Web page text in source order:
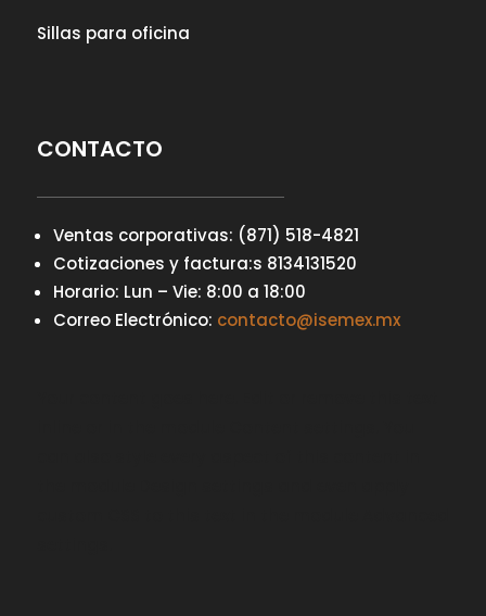
Sillas para oficina
CONTACTO
Ventas corporativas: (871) 518-4821
Cotizaciones y factura:s 8134131520
Horario: Lun – Vie: 8:00 a 18:00
Correo Electrónico: contacto@isemex.mx